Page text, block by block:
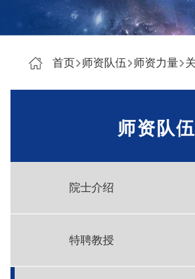
首页 师资队伍 师资力量
师资队伍
院士介绍
特聘教授